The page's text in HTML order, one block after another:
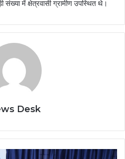
में क्षेत्रवासी ग्रामीण उपस्थित थे।
Desk